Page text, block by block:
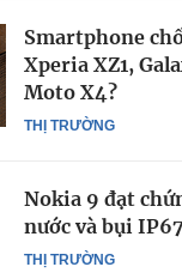
THỊ TRƯỜNG
Smartphone
Xperia XZ1,
Moto X4?
THỊ TRƯỜNG
Nokia 9 đạt
nước và bụi IP67